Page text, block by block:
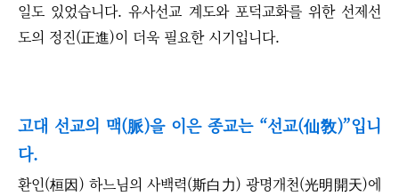
일도 있었습니다. 유사선교 계도와 포덕교화를 위한 선제선
도의 정진(正進)이 더욱 필요한 시기입니다.
고대 선교의 맥(脈)을 이은 종교는 “선교(仙敎)”입니
다.
환인(桓因) 하느님의 사백력(斯白力) 광명개천(光明開天)에